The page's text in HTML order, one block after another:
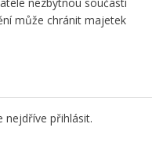
může chránit majetek
nejdříve přihlásit.